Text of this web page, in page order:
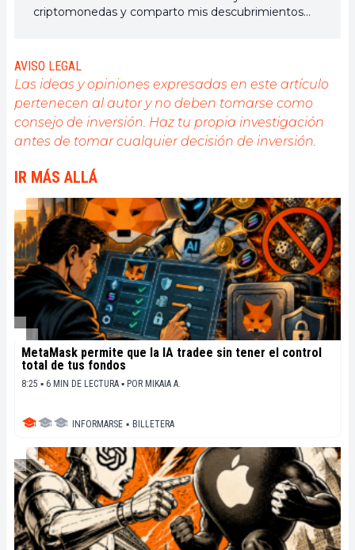
criptomonedas y comparto mis descubrimientos
garantizadas para todos, y creo firmemente que
Bitcoin es la herramienta que puede hacer esto
posible.
AVISO LEGAL
Las ideas y opiniones expresadas en este artículo
pertenecen al autor y no deben tomarse como
consejo de inversión. Haz tu propia investigación
antes de tomar cualquier decisión de inversión.
IR MÁS ALLÁ
MetaMask permite que la IA tradee sin tener el control
total de tus fondos
8:25 ▪ 6 MIN DE LECTURA ▪ POR MIKAIA A.
INFORMARSE ▪ BILLETERA